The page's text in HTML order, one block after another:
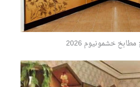
خشمونيوم 2026